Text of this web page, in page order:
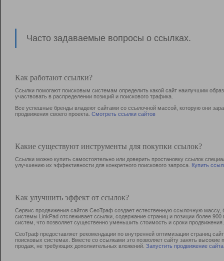
Часто задаваемые вопросы о ссылках.
Как работают ссылки?
Ссылки помогают поисковым системам определить какой сайт наилучшим
участвовать в раcпределении позиций и поискового трафика.
Все успешные бренды владеют сайтами со ссылочной массой, которую они
продвижения своего проекта. Смотреть ссылки сайтов
Какие существуют инструменты для покупки ссылок?
Ссылки можно купить самостоятельно или доверить простановку ссылок
улучшению их эффективности для конкретного поискового запроса. Купить
Как улучшить эффект от ссылок?
Сервис продвижения сайтов СеоТраф создает естественную ссылочную
системы LinkPad отслеживает ссылки, содержание страниц и позиции более
систем, что позволяет существенно уменьшить стоимость и сроки продвижения.
СеоТраф предоставляет рекомендации по внутренней оптимизации страниц
поисковых системах. Вместе со ссылками это позволяет сайту занять
продаж, не требующих дополнительных вложений. Запустить продвижение сайта